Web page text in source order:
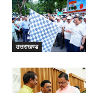
उत्तराखण्ड